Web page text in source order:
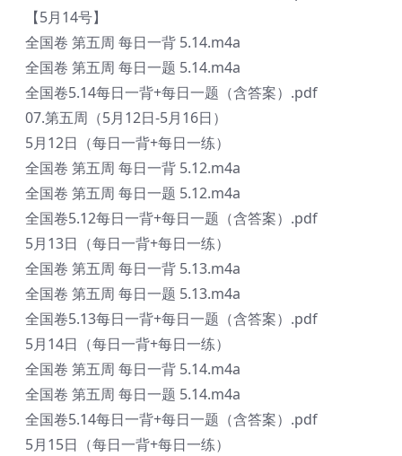
【5月14号】
全国卷 第五周 每日一背 5.14.m4a
全国卷 第五周 每日一题 5.14.m4a
全国卷5.14每日一背+每日一题（含答案）.pdf
07.第五周（5月12日-5月16日）
5月12日（每日一背+每日一练）
全国卷 第五周 每日一背 5.12.m4a
全国卷 第五周 每日一题 5.12.m4a
全国卷5.12每日一背+每日一题（含答案）.pdf
5月13日（每日一背+每日一练）
全国卷 第五周 每日一背 5.13.m4a
全国卷 第五周 每日一题 5.13.m4a
全国卷5.13每日一背+每日一题（含答案）.pdf
5月14日（每日一背+每日一练）
全国卷 第五周 每日一背 5.14.m4a
全国卷 第五周 每日一题 5.14.m4a
全国卷5.14每日一背+每日一题（含答案）.pdf
5月15日（每日一背+每日一练）